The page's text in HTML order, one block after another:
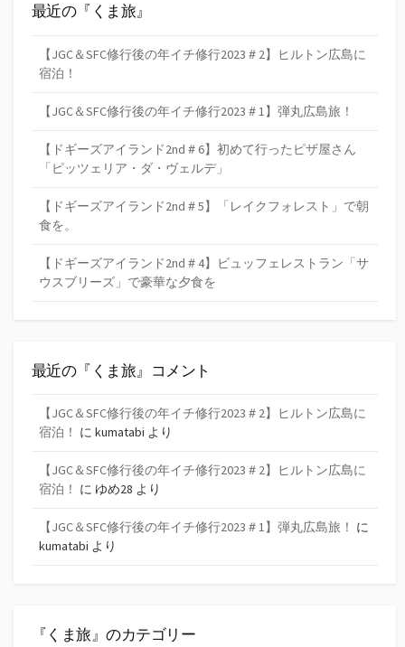
最近の『くま旅』
【JGC＆SFC修行後の年イチ修行2023＃2】ヒルトン広島に
宿泊！
【JGC＆SFC修行後の年イチ修行2023＃1】弾丸広島旅！
【ドギーズアイランド2nd＃6】初めて行ったピザ屋さん
「ピッツェリア・ダ・ヴェルデ」
【ドギーズアイランド2nd＃5】「レイクフォレスト」で朝
食を。
【ドギーズアイランド2nd＃4】ビュッフェレストラン「サ
ウスブリーズ」で豪華な夕食を
最近の『くま旅』コメント
【JGC＆SFC修行後の年イチ修行2023＃2】ヒルトン広島に
宿泊！ に kumatabi より
【JGC＆SFC修行後の年イチ修行2023＃2】ヒルトン広島に
宿泊！ に ゆめ28 より
【JGC＆SFC修行後の年イチ修行2023＃1】弾丸広島旅！ に
kumatabi より
『くま旅』のカテゴリー